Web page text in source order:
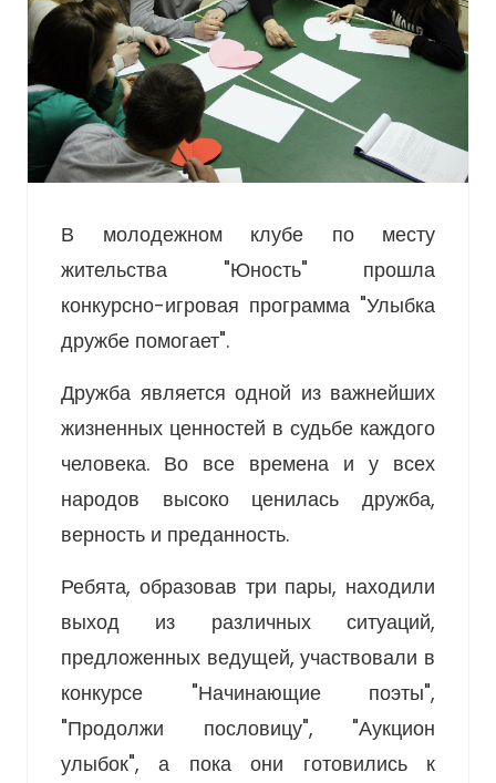
В молодежном клубе по месту
жительства "Юность" прошла
конкурсно-игровая программа "Улыбка
дружбе помогает".
Дружба является одной из важнейших
жизненных ценностей в судьбе каждого
человека. Во все времена и у всех
народов высоко ценилась дружба,
верность и преданность.
Ребята, образовав три пары, находили
выход из различных ситуаций,
предложенных ведущей, участвовали в
конкурсе "Начинающие поэты",
"Продолжи пословицу", "Аукцион
улыбок", а пока они готовились к